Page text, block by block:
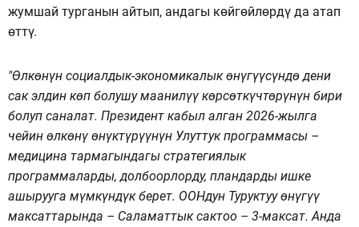
жумшай турганын айтып, андагы көйгөйлөрдү да атап
өттү.
"Өлкөнүн социалдык-экономикалык өнүгүүсүндө дени
сак элдин көп болушу маанилүү көрсөткүчтөрүнүн бири
болуп саналат. Президент кабыл алган 2026-жылга
чейин өлкөнү өнүктүрүүнүн Улуттук программасы –
медицина тармагындагы стратегиялык
программаларды, долбоорлорду, пландарды ишке
ашырууга мүмкүндүк берет. ООНдун Туруктуу өнүгүү
максаттарында – Саламаттык сактоо – 3-максат. Анда